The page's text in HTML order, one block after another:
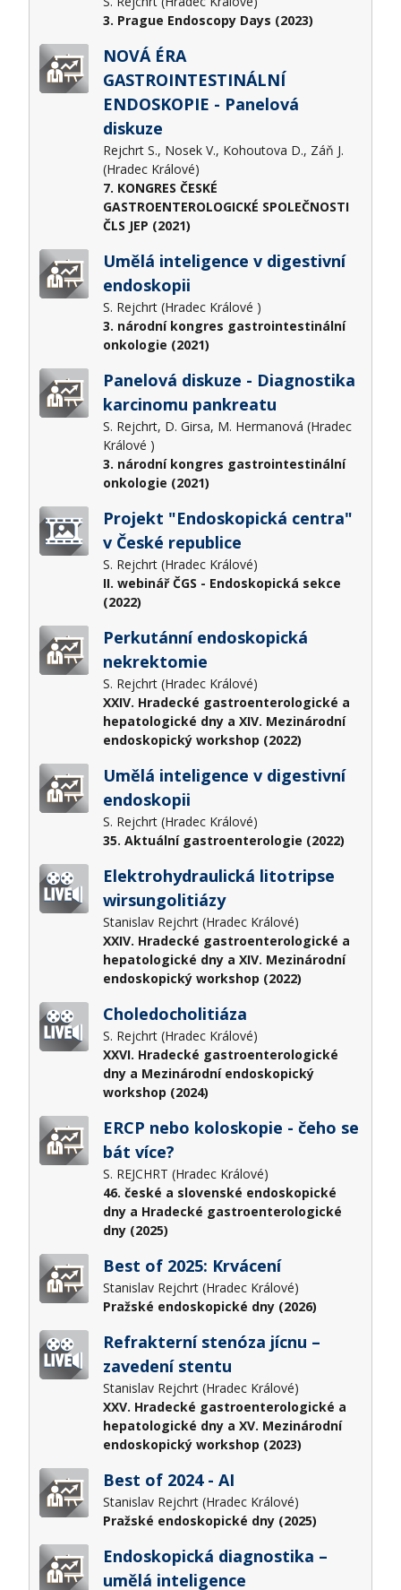
3. Prague Endoscopy Days (2023)
NOVÁ ÉRA
GASTROINTESTINÁLNÍ
ENDOSKOPIE - Panelová
diskuze
Rejchrt S., Nosek V., Kohoutova D., Záň J.
(Hradec Králové)
7. KONGRES ČESKÉ
GASTROENTEROLOGICKÉ SPOLEČNOSTI
ČLS JEP (2021)
Umělá inteligence v digestivní
endoskopii
S. Rejchrt (Hradec Králové )
3. národní kongres gastrointestinální
onkologie (2021)
Panelová diskuze - Diagnostika
karcinomu pankreatu
S. Rejchrt, D. Girsa, M. Hermanová (Hradec
Králové )
3. národní kongres gastrointestinální
onkologie (2021)
Projekt "Endoskopická centra"
v České republice
S. Rejchrt (Hradec Králové)
II. webinář ČGS - Endoskopická sekce
(2022)
Perkutánní endoskopická
nekrektomie
S. Rejchrt (Hradec Králové)
XXIV. Hradecké gastroenterologické a
hepatologické dny a XIV. Mezinárodní
endoskopický workshop (2022)
Umělá inteligence v digestivní
endoskopii
S. Rejchrt (Hradec Králové)
35. Aktuální gastroenterologie (2022)
Elektrohydraulická litotripse
wirsungolitiázy
Stanislav Rejchrt (Hradec Králové)
XXIV. Hradecké gastroenterologické a
hepatologické dny a XIV. Mezinárodní
endoskopický workshop (2022)
Choledocholitiáza
S. Rejchrt (Hradec Králové)
XXVI. Hradecké gastroenterologické
dny a Mezinárodní endoskopický
workshop (2024)
ERCP nebo koloskopie - čeho se
bát více?
S. REJCHRT (Hradec Králové)
46. české a slovenské endoskopické
dny a Hradecké gastroenterologické
dny (2025)
Best of 2025: Krvácení
Stanislav Rejchrt (Hradec Králové)
Pražské endoskopické dny (2026)
Refrakterní stenóza jícnu –
zavedení stentu
Stanislav Rejchrt (Hradec Králové)
XXV. Hradecké gastroenterologické a
hepatologické dny a XV. Mezinárodní
endoskopický workshop (2023)
Best of 2024 - AI
Stanislav Rejchrt (Hradec Králové)
Pražské endoskopické dny (2025)
Endoskopická diagnostika –
umělá inteligence